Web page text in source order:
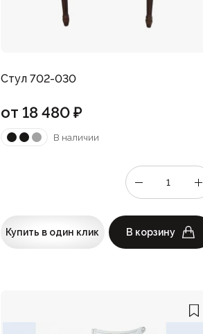
Стул 702-030
от 18 480₽
В наличии
Купить в один клик В корзину